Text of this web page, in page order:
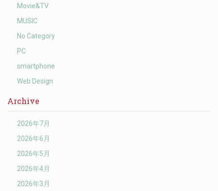
Movie&TV
MUSIC
No Category
PC
smartphone
Web Design
Archive
2026年7月
2026年6月
2026年5月
2026年4月
2026年3月